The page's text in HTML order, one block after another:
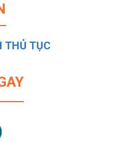
THỦ TỤC